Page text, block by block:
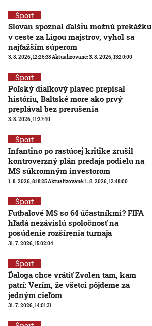
Šport
Slovan spoznal ďalšiu možnú prekážku
v ceste za Ligou majstrov, vyhol sa
najťažším súperom
3. 8. 2026, 12:26:38Aktualizované:3. 8. 2026, 13:20:00
Šport
Poľský diaľkový plavec prepísal
históriu, Baltské more ako prvý
preplával bez prerušenia
3. 8. 2026, 11:27:40
Šport
Infantino po rastúcej kritike zrušil
kontroverzný plán predaja podielu na
MS súkromným investorom
1. 8. 2026, 8:18:25Aktualizované:1. 8. 2026, 12:48:00
Šport
Futbalové MS so 64 účastníkmi? FIFA
hľadá nezávislú spoločnosť na
posúdenie rozšírenia turnaja
31. 7. 2026, 15:02:04
Šport
Ďaloga chce vrátiť Zvolen tam, kam
patrí: Verím, že všetci pôjdeme za
jedným cieľom
31. 7. 2026, 14:01:31